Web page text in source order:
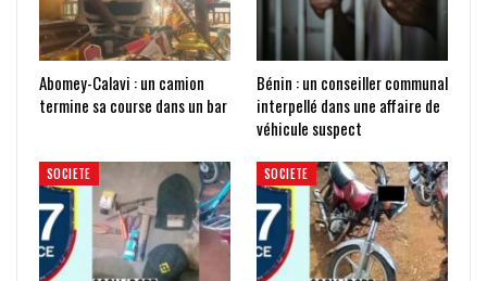
Abomey-Calavi : un camion
termine sa course dans un bar
Bénin : un conseiller communal
interpellé dans une affaire de
véhicule suspect
SOCIETE SOCIETE